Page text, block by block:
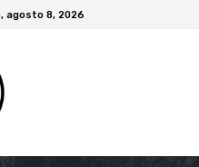
agosto 8, 2026